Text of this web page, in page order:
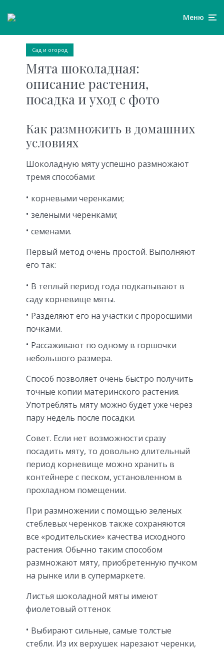
Меню
Сад и огород
Мята шоколадная:
описание растения,
посадка и уход с фото
Как размножить в домашних
условиях
Шоколадную мяту успешно размножают
тремя способами:
корневыми черенками;
зелеными черенками;
семенами.
Первый метод очень простой. Выполняют
его так:
В теплый период года подкапывают в
саду корневище мяты.
Разделяют его на участки с проросшими
почками.
Рассаживают по одному в горшочки
небольшого размера.
Способ позволяет очень быстро получить
точные копии материнского растения.
Употреблять мяту можно будет уже через
пару недель после посадки.
Совет. Если нет возможности сразу
посадить мяту, то довольно длительный
период корневище можно хранить в
контейнере с песком, установленном в
прохладном помещении.
При размножении с помощью зеленых
стеблевых черенков также сохраняются
все «родительские» качества исходного
растения. Обычно таким способом
размножают мяту, приобретенную пучком
на рынке или в супермаркете.
Листья шоколадной мяты имеют
фиолетовый оттенок
Выбирают сильные, самые толстые
стебли. Из их верхушек нарезают черенки,